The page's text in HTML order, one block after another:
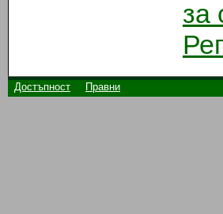
за
Достъпност Правни